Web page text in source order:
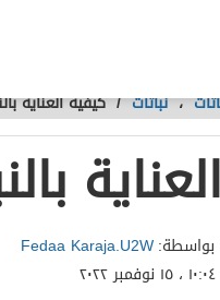
،نباتات /كيفية العناية
بواسطة:Fedaa Karaja.U2W
١٠:٠٤ ، ١٥ نوفمبر ٢٠٢٢